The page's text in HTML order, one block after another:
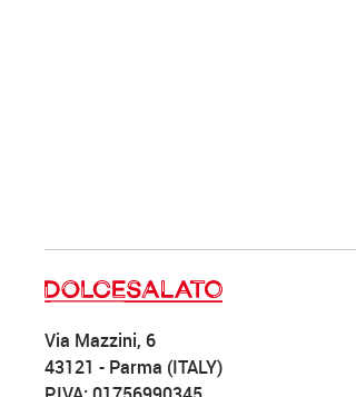
Via Mazzini, 6
43121 - Parma (ITALY)